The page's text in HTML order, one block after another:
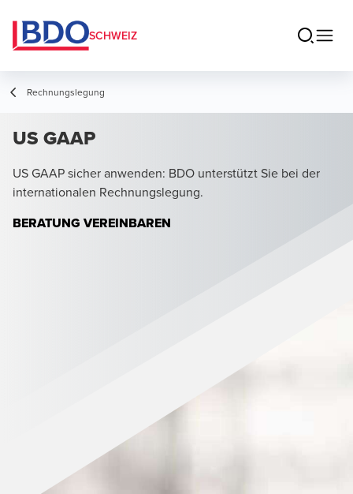
SCHWEIZ
Rechnungslegung
US GAAP
US GAAP sicher anwenden: BDO unterstützt Sie bei der
internationalen Rechnungslegung.
BERATUNG VEREINBAREN